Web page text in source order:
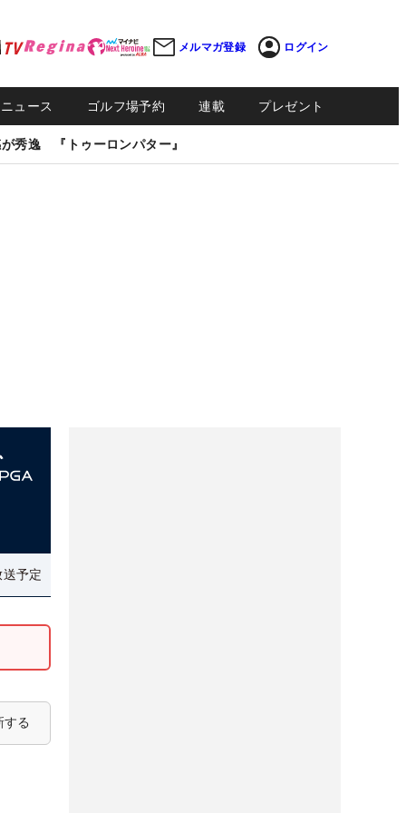
メルマガ登録 ログイン
ュース ゴルフ場予約 連載 プレゼント
秀逸 『トゥーロンパター』
予定
する